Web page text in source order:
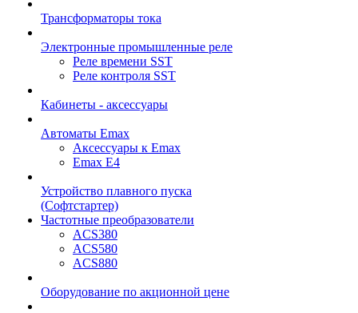
Трансформаторы тока
Электронные промышленные реле
Реле времени SST
Реле контроля SST
Кабинеты - аксессуары
Автоматы Emax
Аксессуары к Emax
Emax E4
Устройство плавного пуска
(Софтстартер)
Частотные преобразователи
ACS380
ACS580
ACS880
Оборудование по акционной цене